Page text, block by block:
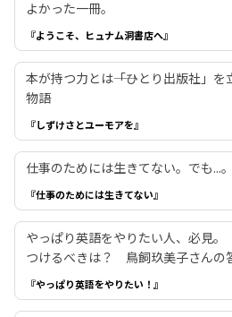
よかった一冊。
『ようこそ、ヒュナム洞書店へ』
本が持つ力とは――「ひとり出版社」
物語
『しずけさとユーモアを』
仕事のためには生きてない。でも...
『仕事のためには生きてない』
やっぱり英語をやりたい人、必見。
つけるべきは？ 鳥飼玖美子さんの
『やっぱり英語をやりたい！』